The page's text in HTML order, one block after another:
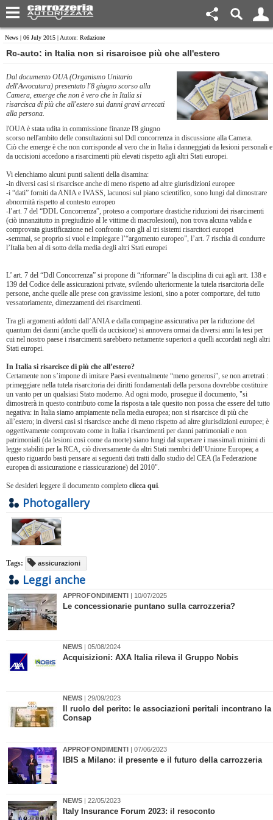
News | 06 July 2015 | Autore: Redazione
Rc-auto: in Italia non si risarcisce più che all'estero
Dal documento OUA (Organismo Unitario
dell'Avvocatura) presentato l'8 giugno scorso alla
Camera, emerge che non è vero che in Italia si
risarcisca di più che all'estero sui danni gravi arrecati
alla persona.
l'OUA è stata udita in commissione finanze l'8 giugno
scorso nell'ambito delle consultazioni sul Ddl concorrenza in discussione alla Camera.
Ciò che emerge è che non corrisponde al vero che in Italia i danneggiati da lesioni personali e
da uccisioni accedono a risarcimenti più elevati rispetto agli altri Stati europei.
Vi elenchiamo alcuni punti salienti della disamina:
-in diversi casi si risarcisce anche di meno rispetto ad altre giurisdizioni europee
-i “dati” forniti da ANIA e IVASS, lacunosi sul piano scientifico, sono lungi dal dimostrare
abnormità rispetto al contesto europeo
-l’art. 7 del “DDL Concorrenza”, proteso a comportare drastiche riduzioni dei risarcimenti
(ciò innanzitutto in pregiudizio al le vittime di macrolesioni), non trova alcuna valida e
comprovata giustificazione nel confronto con gli al tri sistemi risarcitori europei
-semmai, se proprio si vuol e impiegare l’“argomento europeo”, l’art. 7 rischia di condurre
l’Italia ben al di sotto della media degli altri Stati europei
L’ art. 7 del “Ddl Concorrenza” si propone di “riformare” la disciplina di cui agli artt. 138 e
139 del Codice delle assicurazioni private, svilendo ulteriormente la tutela risarcitoria delle
persone, anche quelle alle prese con gravissime lesioni, sino a poter comportare, del tutto
vessatoriamente, dimezzamenti dei risarcimenti.
Tra gli argomenti addotti dall’ANIA e dalla compagine assicurativa per la riduzione del
quantum dei danni (anche quelli da uccisione) si annovera ormai da diversi anni la tesi per
cui nel nostro paese i risarcimenti sarebbero nettamente superiori a quelli accordati negli altri
Stati europei.
In Italia si risarcisce di più che all’estero?
Certamente non s’impone di imitare Paesi eventualmente “meno generosi”, se non arretrati :
primeggiare nella tutela risarcitoria dei diritti fondamentali della persona dovrebbe costituire
un vanto per un qualsiasi Stato moderno. Ad ogni modo, prosegue il documento, "si
dimostrerà in questo contributo come la risposta a tale quesito non possa che essere del tutto
negativa: in Italia siamo ampiamente nella media europea; non si risarcisce di più che
all’estero; in diversi casi si risarcisce anche di meno rispetto ad altre giurisdizioni europee; è
oggettivamente comprovato come in Italia i risarcimenti per danni patrimoniali e non
patrimoniali (da lesioni così come da morte) siano lungi dal superare i massimali minimi di
legge stabiliti per la RCA, ciò diversamente da altri Stati membri dell’Unione Europea; a
questo riguardo basti pensare ai seguenti dati tratti dallo studio del CEA (la Federazione
europea di assicurazione e riassicurazione) del 2010".
Se desideri leggere il documento completo clicca qui.
Photogallery
Tags: assicurazioni
Leggi anche
APPROFONDIMENTI | 10/07/2025
Le concessionarie puntano sulla carrozzeria?
NEWS | 05/08/2024
Acquisizioni: AXA Italia rileva il Gruppo Nobis
NEWS | 29/09/2023
​Il ruolo del perito: le associazioni peritali incontrano la
Consap
APPROFONDIMENTI | 07/06/2023
​IBIS a Milano: il presente e il futuro della carrozzeria
NEWS | 22/05/2023
Italy Insurance Forum 2023: il resoconto